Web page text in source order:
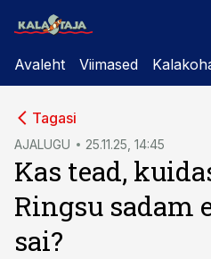
Avaleht Viimased
Tagasi
AJALUGU 25.11.25, 14:45
Kas tead,
Ringsu sadam
sai?